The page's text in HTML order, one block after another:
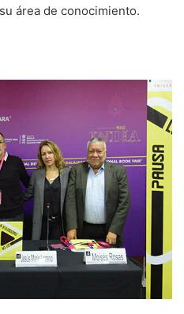
área de conocimiento.